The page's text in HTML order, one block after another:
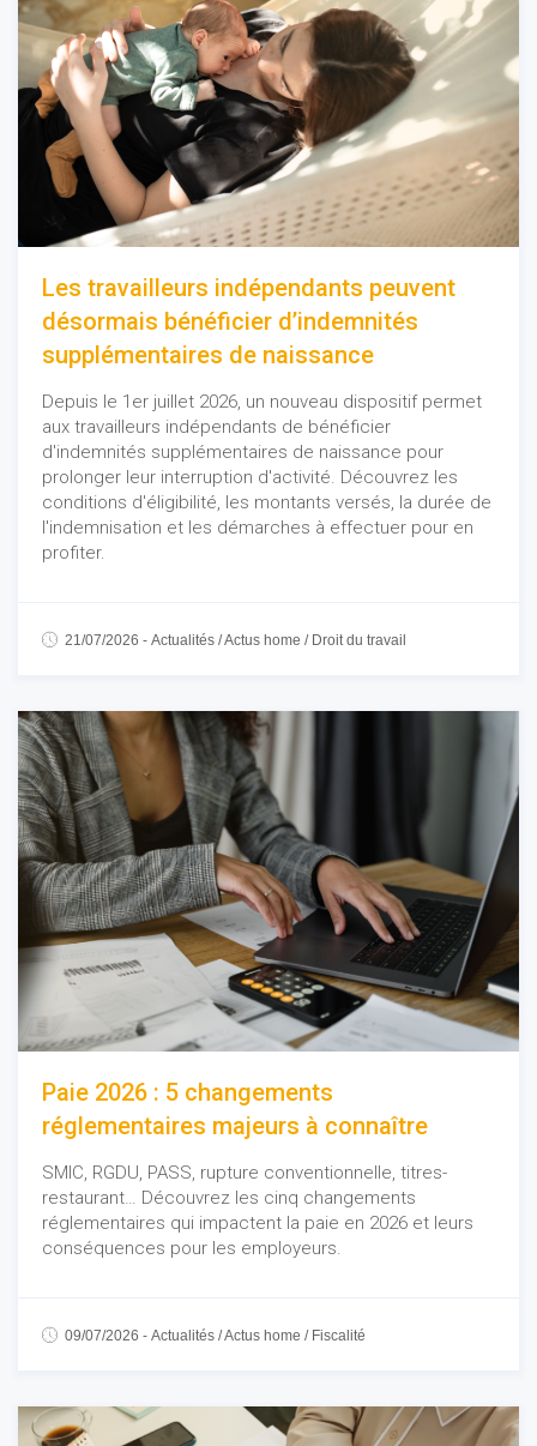
Les travailleurs indépendants peuvent
désormais bénéficier d’indemnités
supplémentaires de naissance
Depuis le 1er juillet 2026, un nouveau dispositif permet
aux travailleurs indépendants de bénéficier
d'indemnités supplémentaires de naissance pour
prolonger leur interruption d'activité. Découvrez les
conditions d'éligibilité, les montants versés, la durée de
l'indemnisation et les démarches à effectuer pour en
profiter.
21/07/2026 - Actualités /Actus home / Droit du travail
Paie 2026 : 5 changements
réglementaires majeurs à connaître
SMIC, RGDU, PASS, rupture conventionnelle, titres-
restaurant… Découvrez les cinq changements
réglementaires qui impactent la paie en 2026 et leurs
conséquences pour les employeurs.
09/07/2026 - Actualités /Actus home / Fiscalité